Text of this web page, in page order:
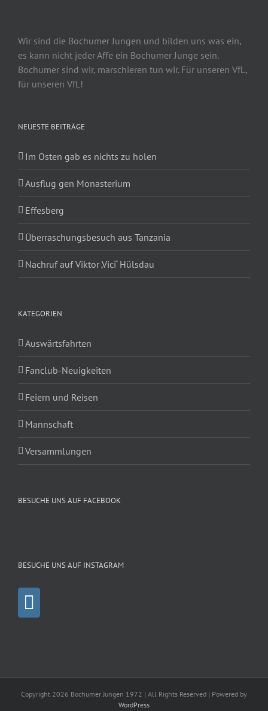
Wir sind die Bochumer Jungen und bilden uns was ein,
es kann nicht jeder Affe ein Bochumer Junge sein.
Bochumer sind wir, marschieren tun wir. Für unseren VfL,
für unseren VfL!
NEUESTE BEITRÄGE
Im Osten gab es nichts zu holen
Ausflug gen Monasterium
Effesberg
Überraschungsbesuch aus Tanzania
Nachruf auf Viktor ‚Vici‘ Hülsdau
KATEGORIEN
Auswärtsfahrten
Fanclub-Neuigkeiten
Feiern und Reisen
Mannschaft
Versammlungen
BESUCHE UNS AUF FACEBOOK
BESUCHE UNS AUF INSTAGRAM
Copyright 2026 Bochumer Jungen 1972 | All Rights Reserved | Powered by
WordPress